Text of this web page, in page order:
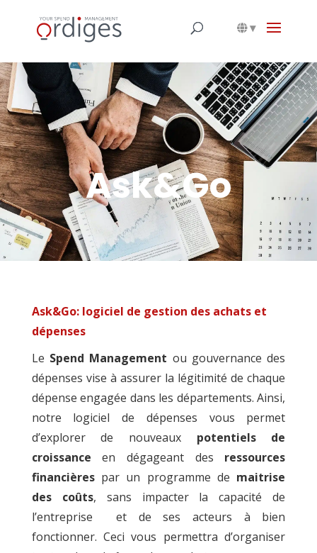
▾
Ask&Go
Ask&Go: logiciel de gestion des achats et
dépenses
Le Spend Management ou gouvernance des
dépenses vise à assurer la légitimité de chaque
dépense engagée dans les départements. Ainsi,
notre logiciel de dépenses vous permet
d’explorer de nouveaux potentiels de
croissance en dégageant des ressources
financièrespar un programme de maitrise
des coûts, sans impacter la capacité de
l’entreprise et de ses acteurs à bien
fonctionner. Ceci vous permettra d’organiser